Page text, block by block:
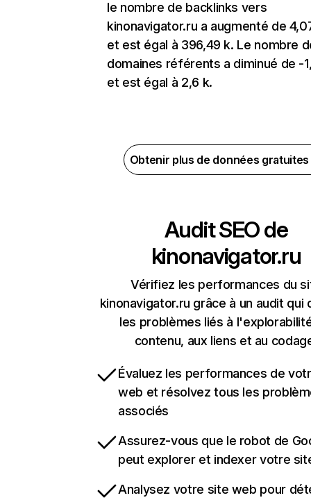
le nombre de backlinks vers
kinonavigator.ru a augmenté de
et est égal à 396,49 k. Le nombre
domaines référents a diminué de -
et est égal à 2,6 k.
Obtenir plus de données
Audit SEO de
kinonavigator.ru
Vérifiez les performances du
kinonavigator.ru grâce à un audit qui
les problèmes liés à
contenu, aux liens et au
Évaluez les performances de
web et résolvez tous les
associés
Assurez-vous que le robot de
peut explorer et indexer votre
Analysez votre site web pour